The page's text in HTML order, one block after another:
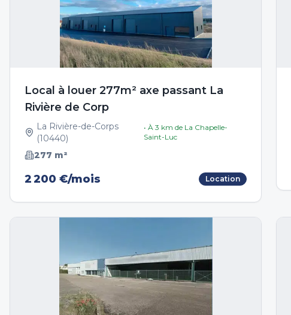
Local à louer 277m² axe passant La
Rivière de Corp
La Rivière-de-Corps
(10440)
• À 3 km de La Chapelle-
Saint-Luc
277 m²
2 200 €/mois Location